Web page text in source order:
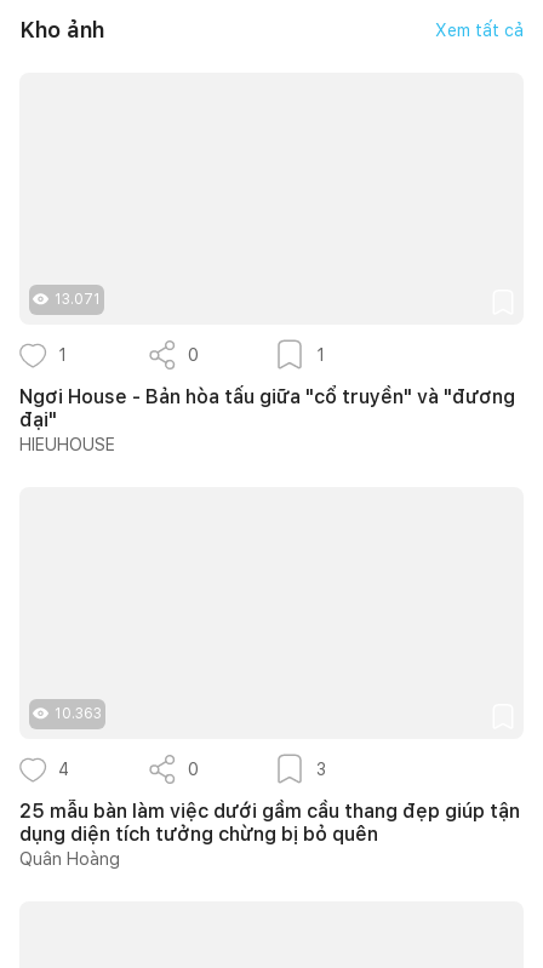
Kho ảnh Xem tất cả
13.071
1 0 1
Ngơi House - Bản hòa tấu giữa "cổ truyền" và "đương
đại"
HIEUHOUSE
10.363
4 0 3
25 mẫu bàn làm việc dưới gầm cầu thang đẹp giúp tận
dụng diện tích tưởng chừng bị bỏ quên
Quân Hoàng